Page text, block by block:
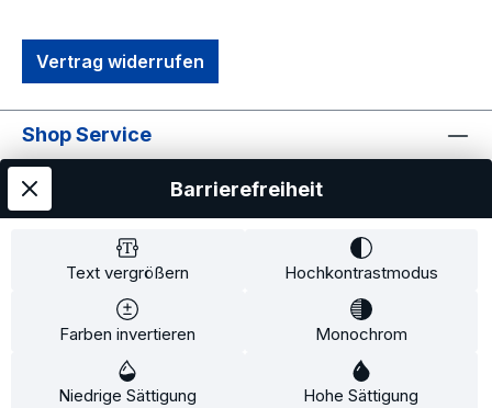
Vertrag widerrufen
Shop Service
Informationen
Versandkosten
und ggf. Nachnahmegebühren, wenn
Text vergrößern Hochkontrastmodus
Farben invertieren Monochrom
Niedrige Sättigung Hohe Sättigung
Barrierefreiheit